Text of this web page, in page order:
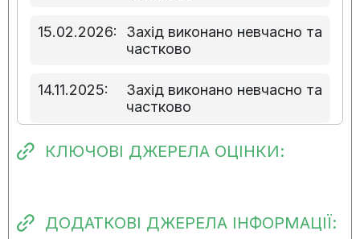
15.02.2026:
Захід виконано невчасно та
частково
14.11.2025:
Захід виконано невчасно та
частково
08.08.2025: Захід не виконано
30.01.2025: Захід не виконано
КЛЮЧОВІ ДЖЕРЕЛА ОЦІНКИ:
ДОДАТКОВІ ДЖЕРЕЛА ІНФОРМАЦІЇ: